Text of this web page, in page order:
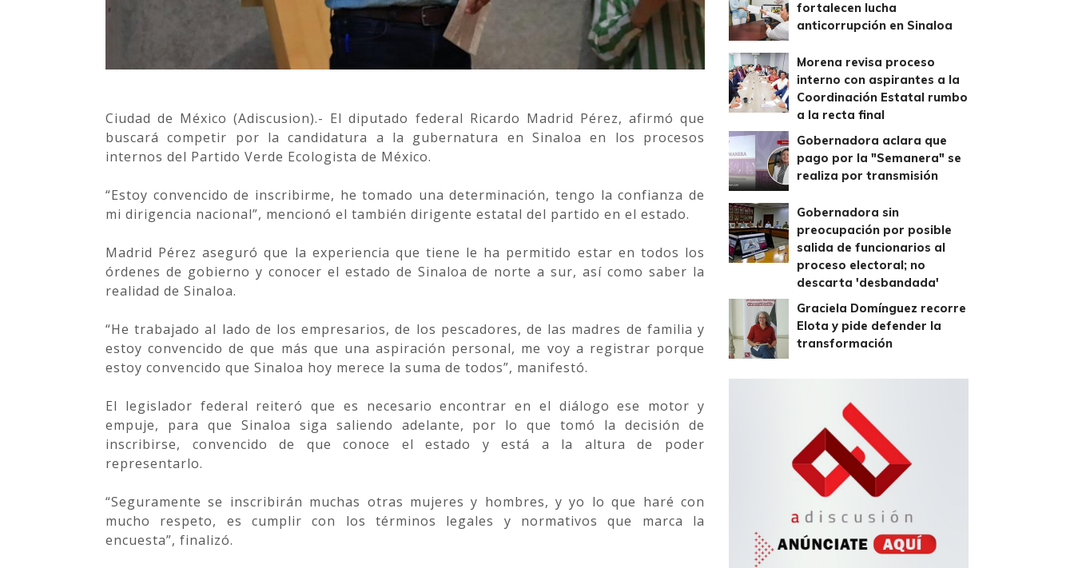
Ciudad de México (Adiscusion).- El diputado federal Ricardo Madrid Pérez, afirmó que
buscará competir por la candidatura a la gubernatura en Sinaloa en los procesos
internos del Partido Verde Ecologista de México.
“Estoy convencido de inscribirme, he tomado una determinación, tengo la confianza de
mi dirigencia nacional”, mencionó el también dirigente estatal del partido en el estado.
Madrid Pérez aseguró que la experiencia que tiene le ha permitido estar en todos los
órdenes de gobierno y conocer el estado de Sinaloa de norte a sur, así como saber la
realidad de Sinaloa.
“He trabajado al lado de los empresarios, de los pescadores, de las madres de familia y
estoy convencido de que más que una aspiración personal, me voy a registrar porque
estoy convencido que Sinaloa hoy merece la suma de todos”, manifestó.
El legislador federal reiteró que es necesario encontrar en el diálogo ese motor y
empuje, para que Sinaloa siga saliendo adelante, por lo que tomó la decisión de
inscribirse, convencido de que conoce el estado y está a la altura de poder
representarlo.
“Seguramente se inscribirán muchas otras mujeres y hombres, y yo lo que haré con
mucho respeto, es cumplir con los términos legales y normativos que marca la
encuesta”, finalizó.
fortalecen lucha
anticorrupción en Sinaloa
Morena revisa proceso
interno con aspirantes a la
Coordinación Estatal rumbo
a la recta final
Gobernadora aclara que
pago por la "Semanera" se
realiza por transmisión
Gobernadora sin
preocupación por posible
salida de funcionarios al
proceso electoral; no
descarta 'desbandada'
Graciela Domínguez recorre
Elota y pide defender la
transformación